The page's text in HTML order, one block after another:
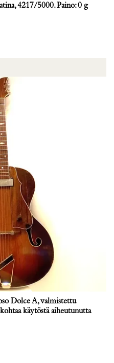
4217/5000. Paino: 0 g
Dolce A, valmistettu
kohtaa käytöstä aiheutunutta